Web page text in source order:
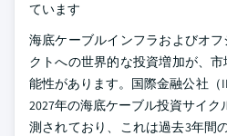
ています
海底ケーブルインフラおよびオ
クトへの世界的な投資増加が、
能性があります。国際金融公社（
2027年の海底ケーブル投資サイク
測されており、これは過去3年間